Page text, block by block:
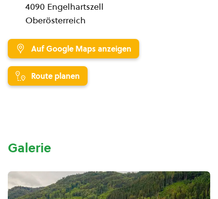
4090 Engelhartszell
Oberösterreich
Auf Google Maps anzeigen
Route planen
Galerie